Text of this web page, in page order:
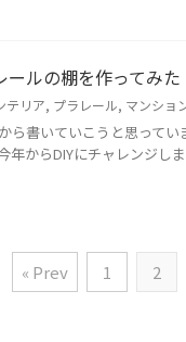
ールの棚を作ってみた
テリア, プラレール, マンショ
ら書いていこうと思って
年からDIYにチャレンジし
« Prev 1 2